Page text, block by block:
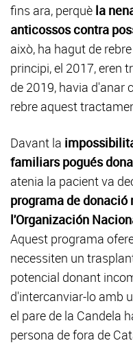
fins ara, perquè la
anticossos contra
això, ha hagut de rebre
principi, el 2017, eren
de 2019, havia d'anar
rebre aquest
Davant la
familiars pogués
atenia la pacient va
programa de donació
l'Organización
Aquest programa
necessiten un
potencial donant
d'intercanviar-lo amb
el pare de la Candela
persona de fora de